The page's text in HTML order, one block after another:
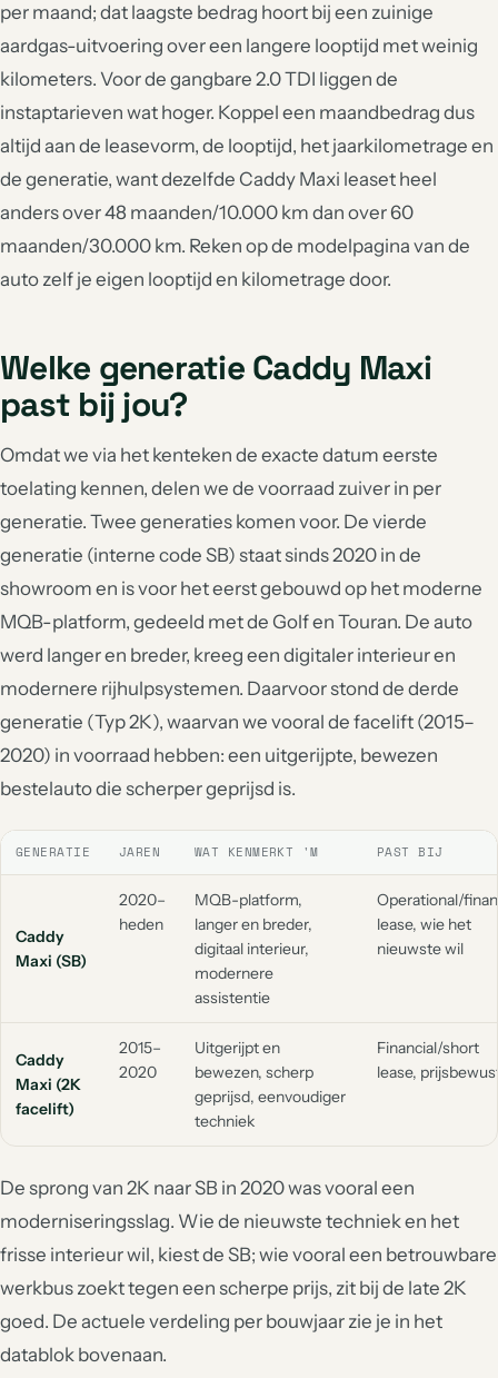
per maand; dat laagste bedrag hoort bij een zuinige
aardgas-uitvoering over een langere looptijd met weinig
kilometers. Voor de gangbare 2.0 TDI liggen de
instaptarieven wat hoger. Koppel een maandbedrag dus
altijd aan de leasevorm, de looptijd, het jaarkilometrage en
de generatie, want dezelfde Caddy Maxi leaset heel
anders over 48 maanden/10.000 km dan over 60
maanden/30.000 km. Reken op de modelpagina van de
auto zelf je eigen looptijd en kilometrage door.
Welke generatie Caddy Maxi
past bij jou?
Omdat we via het kenteken de exacte datum eerste
toelating kennen, delen we de voorraad zuiver in per
generatie. Twee generaties komen voor. De vierde
generatie (interne code SB) staat sinds 2020 in de
showroom en is voor het eerst gebouwd op het moderne
MQB-platform, gedeeld met de Golf en Touran. De auto
werd langer en breder, kreeg een digitaler interieur en
modernere rijhulpsystemen. Daarvoor stond de derde
generatie (Typ 2K), waarvan we vooral de facelift (2015–
2020) in voorraad hebben: een uitgerijpte, bewezen
bestelauto die scherper geprijsd is.
GENERATIE JAREN WAT KENMERKT 'M PAST BIJ
Caddy
Maxi (SB)
2020–
heden
MQB-platform,
langer en breder,
digitaal interieur,
modernere
assistentie
Operational/
lease, wie het
nieuwste wil
Caddy
Maxi (2K
facelift)
2015–
2020
Uitgerijpt en
bewezen, scherp
geprijsd, eenvoudiger
techniek
Financial/short
lease,
De sprong van 2K naar SB in 2020 was vooral een
moderniseringsslag. Wie de nieuwste techniek en het
frisse interieur wil, kiest de SB; wie vooral een betrouwbare
werkbus zoekt tegen een scherpe prijs, zit bij de late 2K
goed. De actuele verdeling per bouwjaar zie je in het
datablok bovenaan.